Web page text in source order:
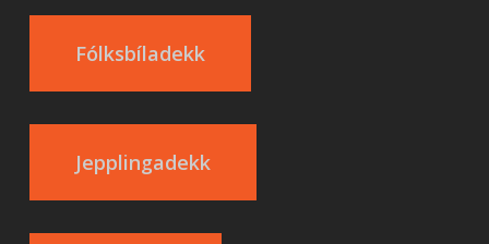
Fólksbíladekk
Jepplingadekk